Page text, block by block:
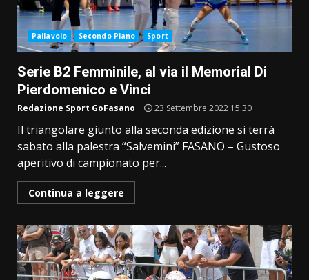
Pallavolo Secondo Piano Sport
Serie B2 Femminile, al via il Memorial Di
Pierdomenico e Vinci
Redazione Sport GoFasano 23 Settembre 2022 15:30
Il triangolare giunto alla seconda edizione si terrà
sabato alla palestra “Salvemini” FASANO ­– Gustoso
aperitivo di campionato per...
Continua a leggere